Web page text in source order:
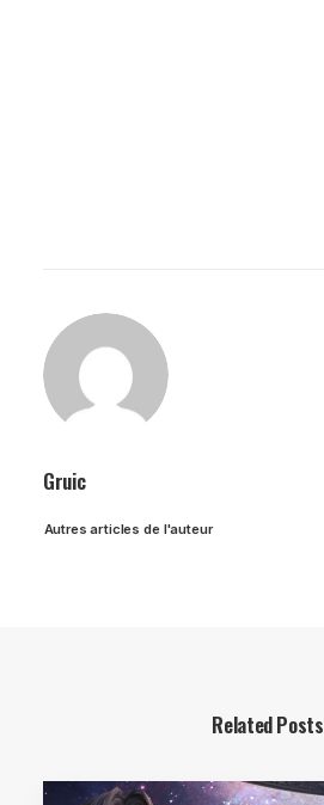
Gruic
Autres articles de l'auteur
Related Posts